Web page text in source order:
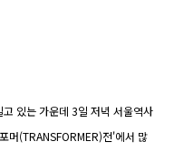
있는 가운데 3일 저녁 서울역사
머(TRANSFORMER)전'에서 많